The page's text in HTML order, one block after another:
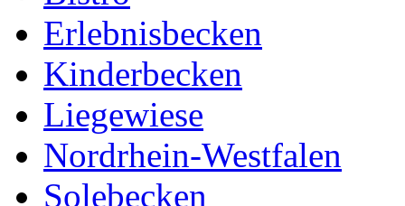
Erlebnisbecken
Kinderbecken
Liegewiese
Nordrhein-Westfalen
Solebecken